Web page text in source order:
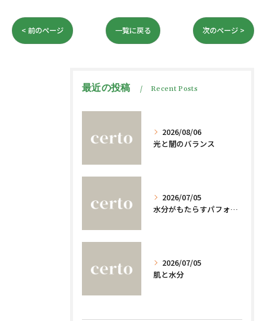
< 前のページ 一覧に戻る 次のページ >
最近の投稿 Recent Posts
2026/08/06
光と闇のバランス
2026/07/05
水分がもたらすパフォーマンスへの影響
2026/07/05
肌と水分